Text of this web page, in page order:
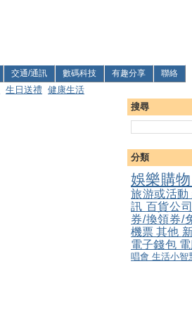
交通/通訊 數碼科技 有趣分享 聯絡
生日送禮 健康生活
搜尋
分類
娛樂購物
旅游或活動
訊 百貨公司
券/換領券/
機票其他
電子錢包
唱會 生活小智